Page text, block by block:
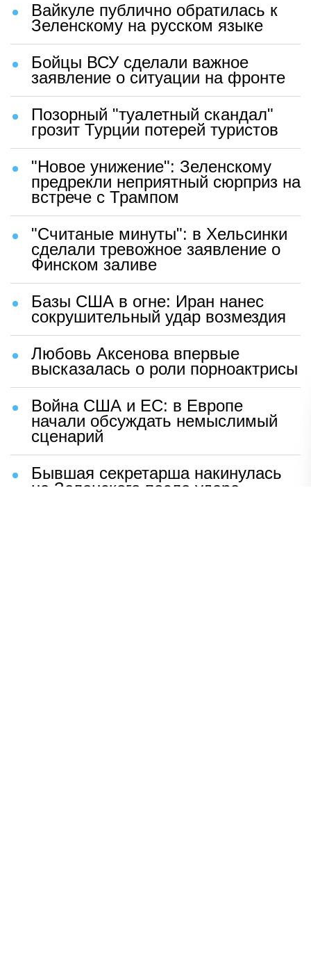
Вайкуле публично обратилась к
Зеленскому на русском языке
Бойцы ВСУ сделали важное
заявление о ситуации на фронте
Позорный "туалетный скандал"
грозит Турции потерей туристов
"Новое унижение": Зеленскому
предрекли неприятный сюрприз на
встрече с Трампом
"Считаные минуты": в Хельсинки
сделали тревожное заявление о
Финском заливе
Базы США в огне: Иран нанес
сокрушительный удар возмездия
Любовь Аксенова впервые
высказалась о роли порноактрисы
Война США и ЕС: в Европе
начали обсуждать немыслимый
сценарий
Бывшая секретарша накинулась
на Зеленского после удара